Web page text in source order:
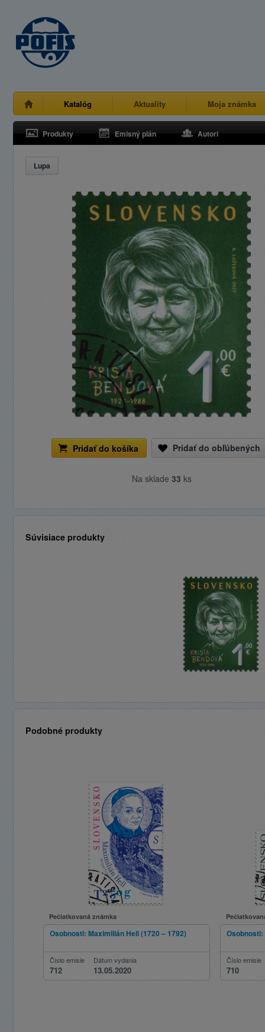
Katalóg Aktuality Moja známka
Produkty Emisný plán Autori
Lupa
Pridať do košíka Pridať do obľúbených
Na sklade 33 ks
Súvisiace produkty
Podobné produkty
Pečiatkovaná známka
Osobnosti: Maximilián Hell (1720 – 1792)
Číslo emisie
712
Dátum vydania
13.05.2020
Osobnosti:
Číslo emisie
710